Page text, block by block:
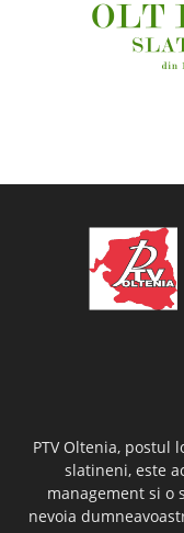
PTV Oltenia, postul
slatineni, este
management si o
nevoia